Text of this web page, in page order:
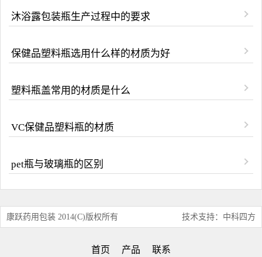
沐浴露包装瓶生产过程中的要求
保健品塑料瓶选用什么样的材质为好
塑料瓶盖常用的材质是什么
VC保健品塑料瓶的材质
pet瓶与玻璃瓶的区别
康跃药用包装 2014(C)版权所有 技术支持：中科四方
首页 产品 联系